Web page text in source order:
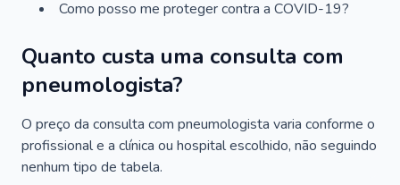
Como posso me proteger contra a COVID-19?
Quanto custa uma consulta com
pneumologista?
O preço da consulta com pneumologista varia conforme o
profissional e a clínica ou hospital escolhido, não seguindo
nenhum tipo de tabela.